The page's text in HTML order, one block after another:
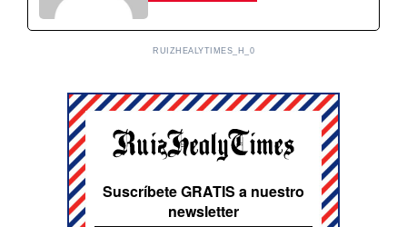
RUIZHEALYTIMES_H_0
Suscríbete GRATIS a nuestro
newsletter